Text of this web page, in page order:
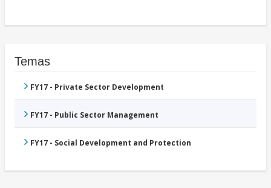
Temas
FY17 - Private Sector Development
FY17 - Public Sector Management
FY17 - Social Development and Protection